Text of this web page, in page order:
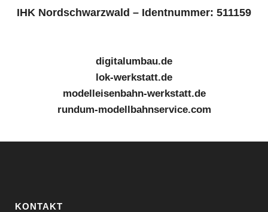
IHK Nordschwarzwald – Identnummer: 511159
digitalumbau.de
lok-werkstatt.de
modelleisenbahn-werkstatt.de
rundum-modellbahnservice.com
KONTAKT